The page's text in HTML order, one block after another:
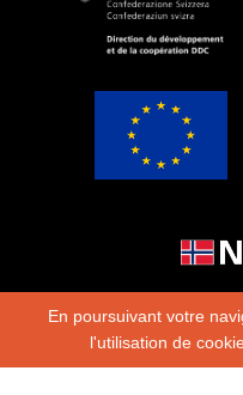
En poursuivant votre
l'utilisation de